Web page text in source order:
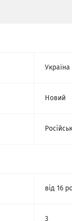
Україна
Новий
від 16
3